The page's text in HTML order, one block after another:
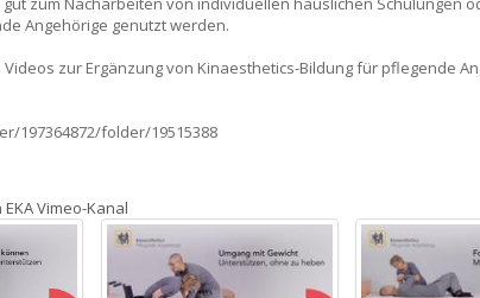
Angehörige genutzt werden.
zur Ergänzung von Kinaesthetics-Bildung für pflegende
197364872/folder/19515388
Vimeo-Kanal